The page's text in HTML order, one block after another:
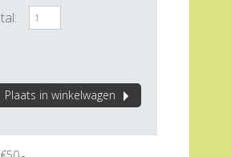
Plaats in winkelwagen